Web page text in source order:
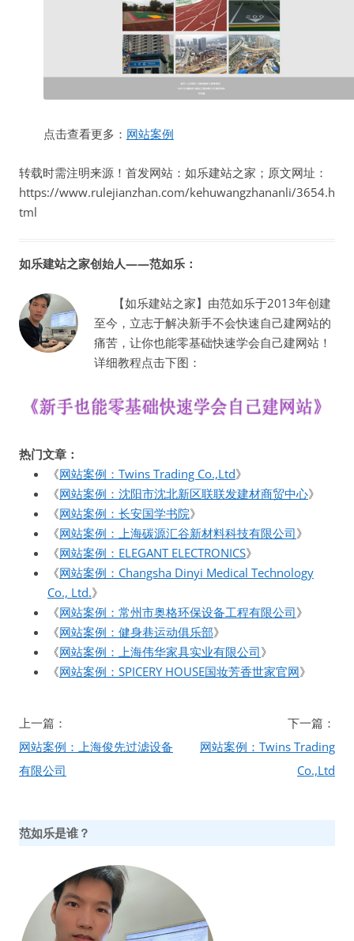
点击查看更多： 网站案例
转载时需注明来源！首发网站：如乐建站之家；原文网址：
https://www.rulejianzhan.com/kehuwangzhananli/3654.h
tml
如乐建站之家创始人——范如乐：
【如乐建站之家】由范如乐于2013年创建
至今，立志于解决新手不会快速自己建网站的
痛苦，让你也能零基础快速学会自己建网站！
详细教程点击下图：
热门文章：
《网站案例：Twins Trading Co.,Ltd》
《网站案例：沈阳市沈北新区联联发建材商贸中心》
《网站案例：长安国学书院》
《网站案例：上海碳源汇谷新材料科技有限公司》
《网站案例：ELEGANT ELECTRONICS》
《网站案例：Changsha Dinyi Medical Technology
Co., Ltd.》
《网站案例：常州市奥格环保设备工程有限公司》
《网站案例：健身巷运动俱乐部》
《网站案例：上海伟华家具实业有限公司》
《网站案例：SPICERY HOUSE国妆芳香世家官网》
文
章
导
上一篇：
网站案例：上海俊先过滤设备
有限公司
下一篇：
网站案例：Twins Trading
Co.,Ltd
范如乐是谁？